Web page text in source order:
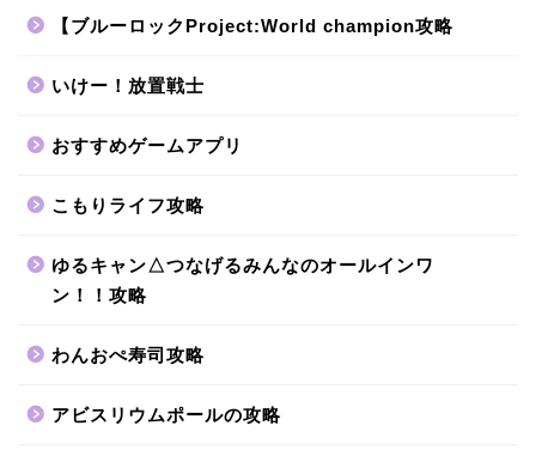
【ブルーロックProject:World champion攻略
いけー！放置戦士
おすすめゲームアプリ
こもりライフ攻略
ゆるキャン△つなげるみんなのオールインワ
ン！！攻略
わんおぺ寿司攻略
アビスリウムポールの攻略